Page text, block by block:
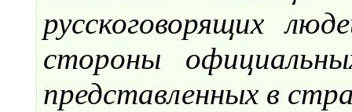
русскоговорящих
стороны
представленных в